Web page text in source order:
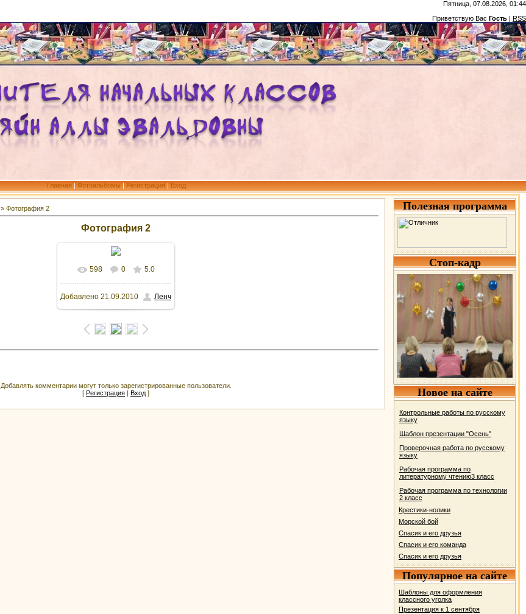
Пятница, 07.08.2026, 01:44
Приветствую Вас Гость | RSS
Главная | Фотоальбомы | Регистрация | Вход
» Фотография 2
Фотография 2
598 0 5.0
Добавлено 21.09.2010 Ленч
Добавлять комментарии могут только зарегистрированные пользователи.
[ Регистрация | Вход ]
Полезная программа
Стоп-кадр
Новое на сайте
Контрольные работы по русскому
языку
Шаблон презентации "Осень"
Проверочная работа по русскому
языку
Рабочая программа по
литературному чтению3 класс
Рабочая программа по технологии
2 класс
Крестики-нолики
Морской бой
Спасик и его друзья
Спасик и его команда
Спасик и его друзья
Популярное на сайте
Шаблоны для оформления
классного уголка
Презентация к 1 сентября